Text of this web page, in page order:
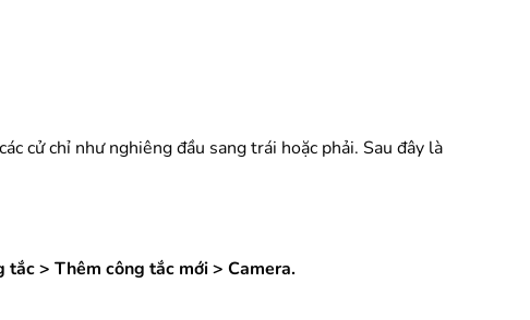
cử chỉ như nghiêng đầu sang trái hoặc phải. Sau đây là
> Thêm công tắc mới > Camera.